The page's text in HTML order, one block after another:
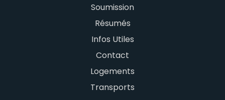
Soumission
Résumés
Infos Utiles
Contact
Logements
Transports